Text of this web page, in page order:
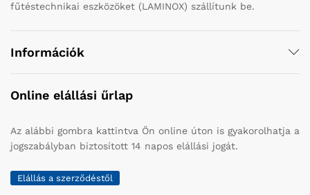
fűtéstechnikai eszközöket (LAMINOX) szállítunk be.
Információk
Online elállási űrlap
Az alábbi gombra kattintva Ön online úton is gyakorolhatja a
jogszabályban biztosított 14 napos elállási jogát.
Elállás a szerződéstől